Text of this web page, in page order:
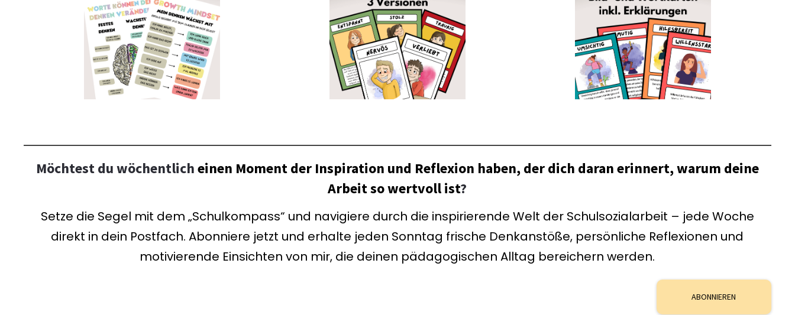
Möchtest du wöchentlicheinen Moment der Inspiration und Reflexion haben, der dich daran erinnert, warum deine
Arbeit so wertvoll ist?
Setze die Segel mit dem „Schulkompass“ und navigiere durch die inspirierende Welt der Schulsozialarbeit – jede Woche
direkt in dein Postfach. Abonniere jetzt und erhalte jeden Sonntag frische Denkanstöße, persönliche Reflexionen und
motivierende Einsichten von mir, die deinen pädagogischen Alltag bereichern werden.
ABONNIEREN